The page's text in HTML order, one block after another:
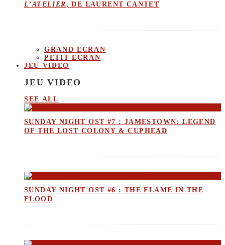
L’ATELIER, DE LAURENT CANTET
GRAND ECRAN
PETIT ECRAN
JEU VIDEO
JEU VIDEO
SEE ALL
SUNDAY NIGHT OST #7 : JAMESTOWN: LEGEND
OF THE LOST COLONY & CUPHEAD
SUNDAY NIGHT OST #6 : THE FLAME IN THE
FLOOD